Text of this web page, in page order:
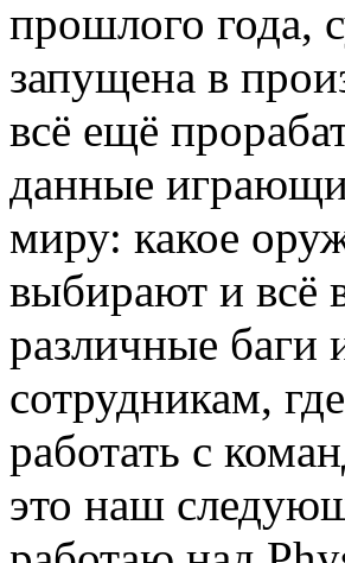
прошлого года,
запущена в
всё ещё
данные
миру: какое
выбирают и всё
различные
сотрудникам,
работать с
это наш